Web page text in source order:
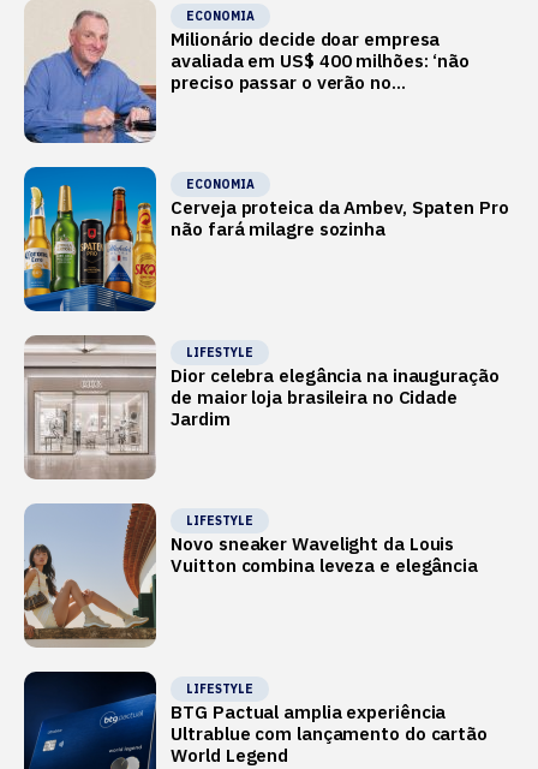
ECONOMIA
Milionário decide doar empresa
avaliada em US$ 400 milhões: ‘não
preciso passar o verão no
ECONOMIA
Cerveja proteica da Ambev, Spaten Pro
não fará milagre sozinha
LIFESTYLE
Dior celebra elegância na inauguração
de maior loja brasileira no Cidade
Jardim
LIFESTYLE
Novo sneaker Wavelight da Louis
Vuitton combina leveza e elegância
LIFESTYLE
BTG Pactual amplia experiência
Ultrablue com lançamento do cartão
World Legend